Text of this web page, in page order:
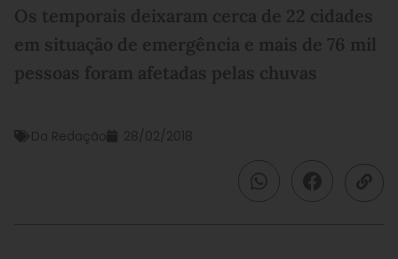
Os temporais deixaram cerca de 22 cidades
em situação de emergência e mais de 76 mil
pessoas foram afetadas pelas chuvas
Da Redação 28/02/2018